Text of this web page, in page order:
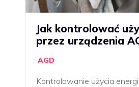
Jak kontrolować
przez urządzenia
AGD
Kontrolowanie użycia